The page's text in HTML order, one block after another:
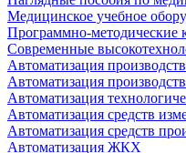
Медицинское учебное
Программно-методические
Современные
Автоматизация
Автоматизация
Автоматизация
Автоматизация средств
Автоматизация средств
Автоматизация ЖКХ